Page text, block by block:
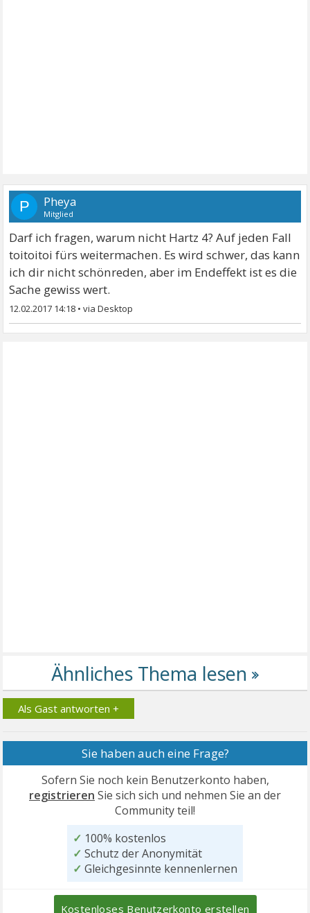
P Pheya
Mitglied
Darf ich fragen, warum nicht Hartz 4? Auf jeden Fall
toitoitoi fürs weitermachen. Es wird schwer, das kann
ich dir nicht schönreden, aber im Endeffekt ist es die
Sache gewiss wert.
12.02.2017 14:18 •
Als Gast antworten +
Sie haben auch eine Frage?
Sofern Sie noch kein Benutzerkonto haben,
registrieren Sie sich sich und nehmen Sie an der
Community teil!
✓ 100% kostenlos
✓ Schutz der Anonymität
✓ Gleichgesinnte kennenlernen
Kostenloses Benutzerkonto erstellen